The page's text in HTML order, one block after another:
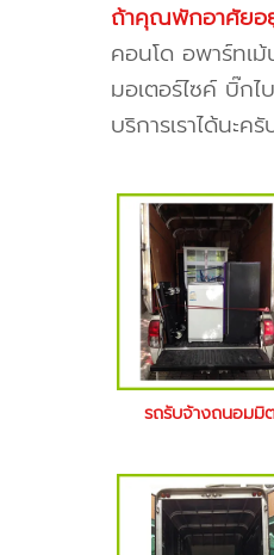
ถ้าคุณพักอาศัยอ
คอนโด อพาร์ทเ
มอเตอร์ไซค์ บิ๊ก
บริการเราได้นะครั
รถรับจ้างถนอมมิ